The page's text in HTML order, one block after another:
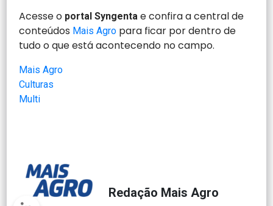
Acesse o portal Syngenta e confira a central de
conteúdos Mais Agro para ficar por dentro de
tudo o que está acontecendo no campo.
Mais Agro
Culturas
Multi
Redação Mais Agro